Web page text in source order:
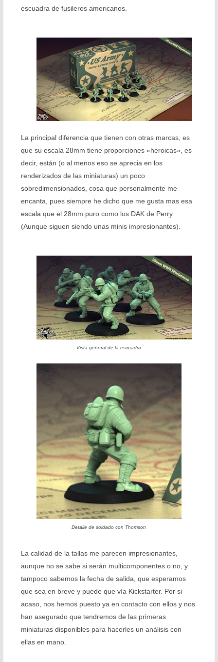
escuadra de fusileros americanos.
La principal diferencia que tienen con otras marcas, es
que su escala 28mm tiene proporciones «heroicas», es
decir, están (o al menos eso se aprecia en los
renderizados de las miniaturas) un poco
sobredimensionados, cosa que personalmente me
encanta, pues siempre he dicho que me gusta mas esa
escala que el 28mm puro como los DAK de Perry
(Aunque siguen siendo unas minis impresionantes).
Vista general de la escuadra
Detalle de soldado con Thomson
La calidad de la tallas me parecen impresionantes,
aunque no se sabe si serán multicomponentes o no, y
tampoco sabemos la fecha de salida, que esperamos
que sea en breve y puede que vía Kickstarter. Por si
acaso, nos hemos puesto ya en contacto con ellos y nos
han asegurado que tendremos de las primeras
miniaturas disponibles para hacerles un análisis con
ellas en mano.